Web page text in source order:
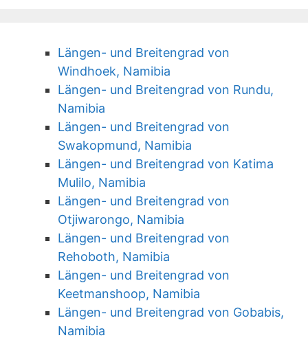
Längen- und Breitengrad von
Windhoek, Namibia
Längen- und Breitengrad von Rundu,
Namibia
Längen- und Breitengrad von
Swakopmund, Namibia
Längen- und Breitengrad von Katima
Mulilo, Namibia
Längen- und Breitengrad von
Otjiwarongo, Namibia
Längen- und Breitengrad von
Rehoboth, Namibia
Längen- und Breitengrad von
Keetmanshoop, Namibia
Längen- und Breitengrad von Gobabis,
Namibia